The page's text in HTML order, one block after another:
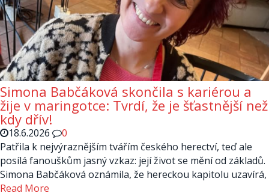
Simona Babčáková skončila s kariérou a
žije v maringotce: Tvrdí, že je šťastnější než
kdy dřív!
18.6.2026
0
Patřila k nejvýraznějším tvářím českého herectví, teď ale
posílá fanouškům jasný vzkaz: její život se mění od základů.
Simona Babčáková oznámila, že hereckou kapitolu uzavírá,
Read More